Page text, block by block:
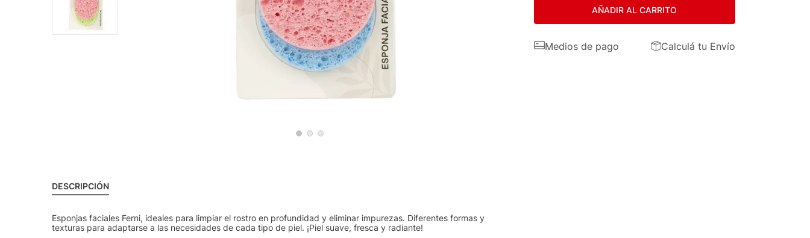
DESCRIPCIÓN
Esponjas faciales Ferni, ideales para limpiar el rostro en profundidad y eliminar impurezas. Diferentes formas y
texturas para adaptarse a las necesidades de cada tipo de piel. ¡Piel suave, fresca y radiante!
AÑADIR AL CARRITO
Medios de pago Calculá tu Envío